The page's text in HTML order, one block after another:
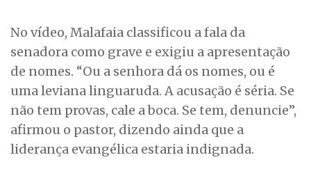
No vídeo, Malafaia classificou a fala da
senadora como grave e exigiu a apresentação
de nomes. “Ou a senhora dá os nomes, ou é
uma leviana linguaruda. A acusação é séria. Se
não tem provas, cale a boca. Se tem, denuncie”,
afirmou o pastor, dizendo ainda que a
liderança evangélica estaria indignada.